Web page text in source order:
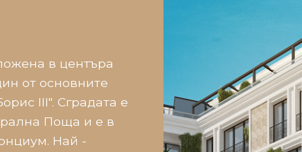
в центъра
от основните
III". Сградата е
Поща и е в
Най -